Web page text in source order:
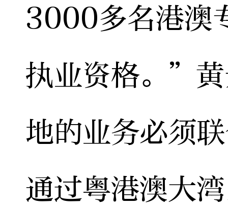
3000多名港澳
执业资格。”
地的业务必须
通过粤港澳大